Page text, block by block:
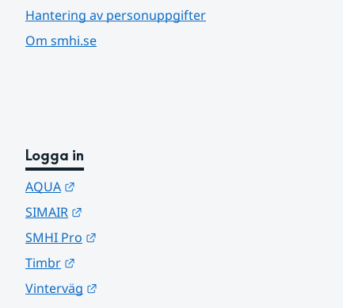
Hantering av personuppgifter
Om smhi.se
Logga in
AQUA
SIMAIR
SMHI Pro
Timbr
Vinterväg